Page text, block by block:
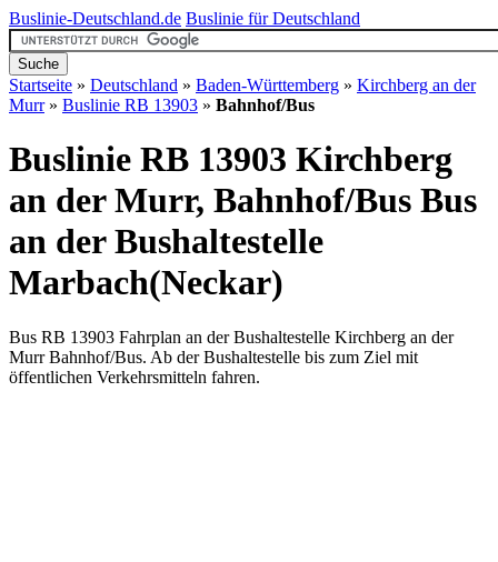
Buslinie-Deutschland.de Buslinie für Deutschland
Startseite » Deutschland » Baden-Württemberg » Kirchberg an der
Murr» Buslinie RB 13903 » Bahnhof/Bus
Buslinie RB 13903 Kirchberg
an der Murr, Bahnhof/Bus Bus
an der Bushaltestelle
Marbach(Neckar)
Bus RB 13903 Fahrplan an der Bushaltestelle Kirchberg an der
Murr Bahnhof/Bus. Ab der Bushaltestelle bis zum Ziel mit
öffentlichen Verkehrsmitteln fahren.